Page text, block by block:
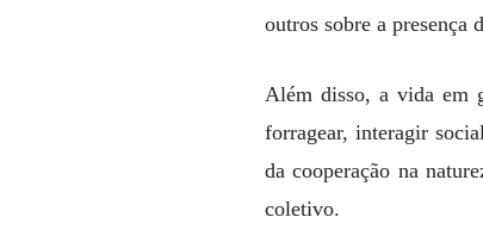
outros sobre a presença
Além disso, a vida em
forragear, interagir
da cooperação na
coletivo.